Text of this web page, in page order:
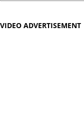
VIDEO ADVERTISEMENT